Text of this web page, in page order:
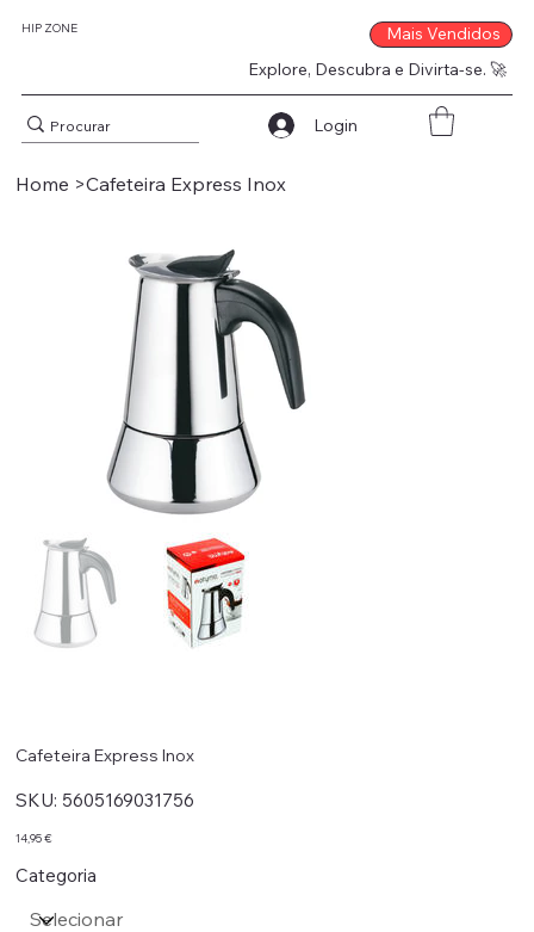
HIP ZONE
Explore, Descubra e Divirta-se. 🚀
Mais Vendidos
Login
Home >Cafeteira Express Inox
Cafeteira Express Inox
SKU: SKU
5605169031756
5605169031756
Preço
14,95 €
Categoria